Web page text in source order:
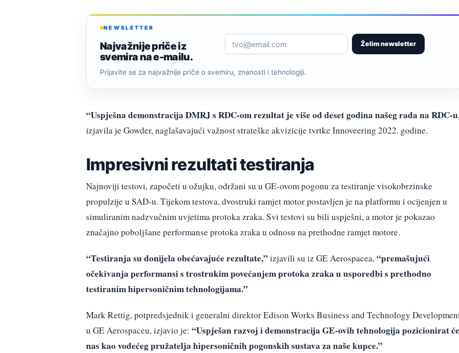
NEWSLETTER
Najvažnije priče iz
svemira na e-mailu.
Želim newsletter
Prijavite se za najvažnije priče o svemiru, znanosti i tehnologiji.
“Uspješna demonstracija DMRJ s RDC-om rezultat je više od deset godina našeg rada na RDC-
izjavila je Gowder, naglašavajući važnost strateške akvizicije tvrtke Innoveering 2022. godine.
Impresivni rezultati testiranja
Najnoviji testovi, započeti u ožujku, održani su u GE-ovom pogonu za testiranje visokobrzinske
propulzije u SAD-u. Tijekom testova, dvostruki ramjet motor postavljen je na platformu i ocijenjen u
simuliranim nadzvučnim uvjetima protoka zraka. Svi testovi su bili uspješni, a motor je pokazao
značajno poboljšane performanse protoka zraka u odnosu na prethodne ramjet motore.
“Testiranja su donijela obećavajuće rezultate,” izjavili su iz GE Aerospacea,“premašujući
očekivanja performansi s trostrukim povećanjem protoka zraka u usporedbi s prethodno
testiranim hipersoničnim tehnologijama.”
Mark Rettig, potpredsjednik i generalni direktor Edison Works Business and Technology
u GE Aerospaceu, izjavio je: “Uspješan razvoj i demonstracija GE-ovih tehnologija pozicionirat će
nas kao vodećeg pružatelja hipersoničnih pogonskih sustava za naše kupce.”